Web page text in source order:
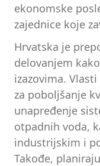
ekonomske
zajednice koje
Hrvatska je
delovanjem
izazovima.
za poboljšanje
unapređenje
otpadnih voda,
industrijskim i
Takođe,